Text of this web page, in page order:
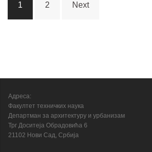
navigation
1 2 Next
Адреса:
Факултет техничких наука
Департман за архитектуру и урбанизам
Трг Доситеја Обрадовића 6
21102 Нови Сад, Србија